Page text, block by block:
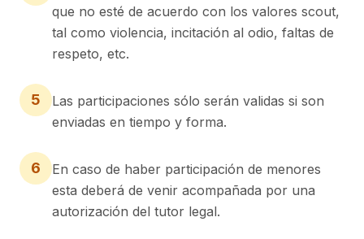
que no esté de acuerdo con los valores scout,
tal como violencia, incitación al odio, faltas de
respeto, etc.
5
Las participaciones sólo serán validas si son
enviadas en tiempo y forma.
6
En caso de haber participación de menores
esta deberá de venir acompañada por una
autorización del tutor legal.